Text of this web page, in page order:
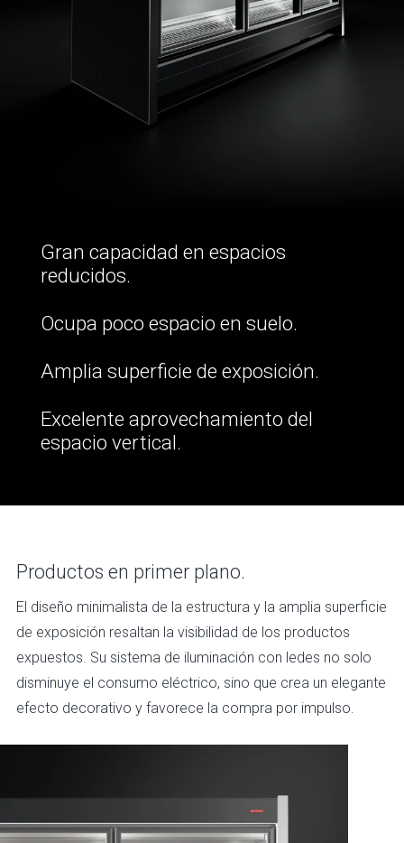
Gran capacidad en espacios
reducidos.
Ocupa poco espacio en suelo.
Amplia superficie de exposición.
Excelente aprovechamiento del
espacio vertical.
Productos en primer plano.
El diseño minimalista de la estructura y la amplia superficie
de exposición resaltan la visibilidad de los productos
expuestos. Su sistema de iluminación con ledes no solo
disminuye el consumo eléctrico, sino que crea un elegante
efecto decorativo y favorece la compra por impulso.